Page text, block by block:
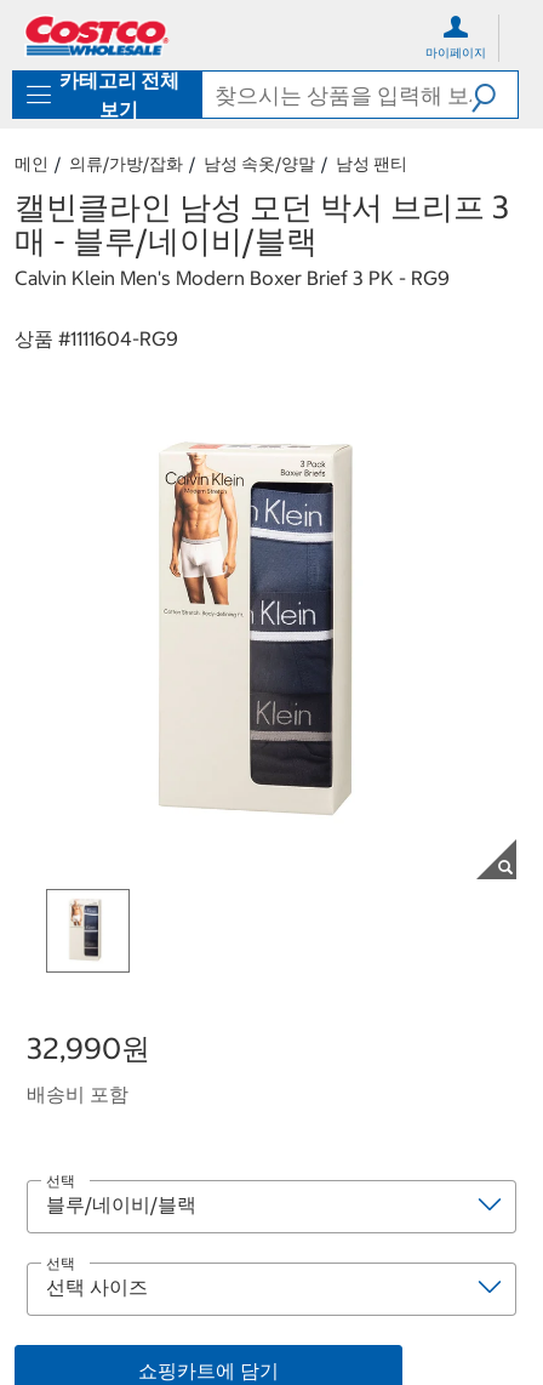
로
기
가
마이페이지
카테고리 전체
보기
메인 의류/가방/잡화 남성 속옷/양말 남성 팬티
캘빈클라인 남성 모던 박서 브리프 3
매 - 블루/네이비/블랙
Calvin Klein Men's Modern Boxer Brief 3 PK - RG9
상품 #1111604-RG9
32,990원
배송비 포함
선택
선택
쇼핑카트에 담기